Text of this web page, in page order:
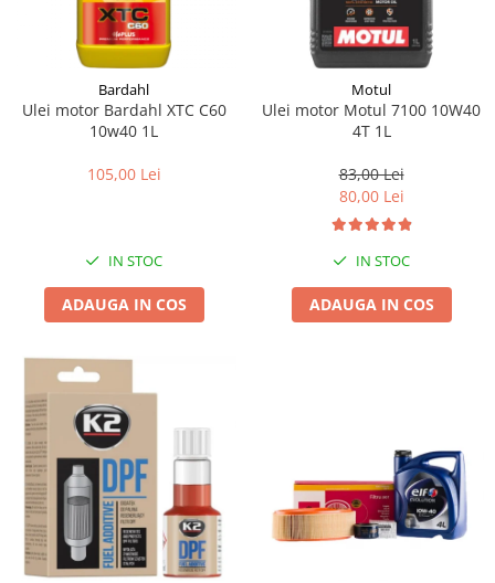
Bardahl
Ulei motor Bardahl XTC C60
10w40 1L
105,00 Lei
IN STOC
ADAUGA IN COS
Motul
Ulei motor Motul 7100 10W40
4T 1L
83,00 Lei
80,00 Lei
IN STOC
ADAUGA IN COS